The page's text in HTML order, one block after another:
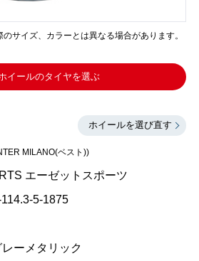
サイズ、カラーとは異なる場合があります。
イールのタイヤを選ぶ
ホイールを選び直す
MILANO(ベスト))
エーゼットスポーツ
5-1875
ーメタリック